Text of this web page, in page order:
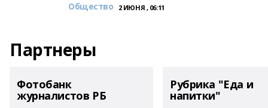
Общество 2 ИЮНЯ , 06:11
Партнеры
Фотобанк
журналистов РБ
Рубрика "Еда и
напитки"